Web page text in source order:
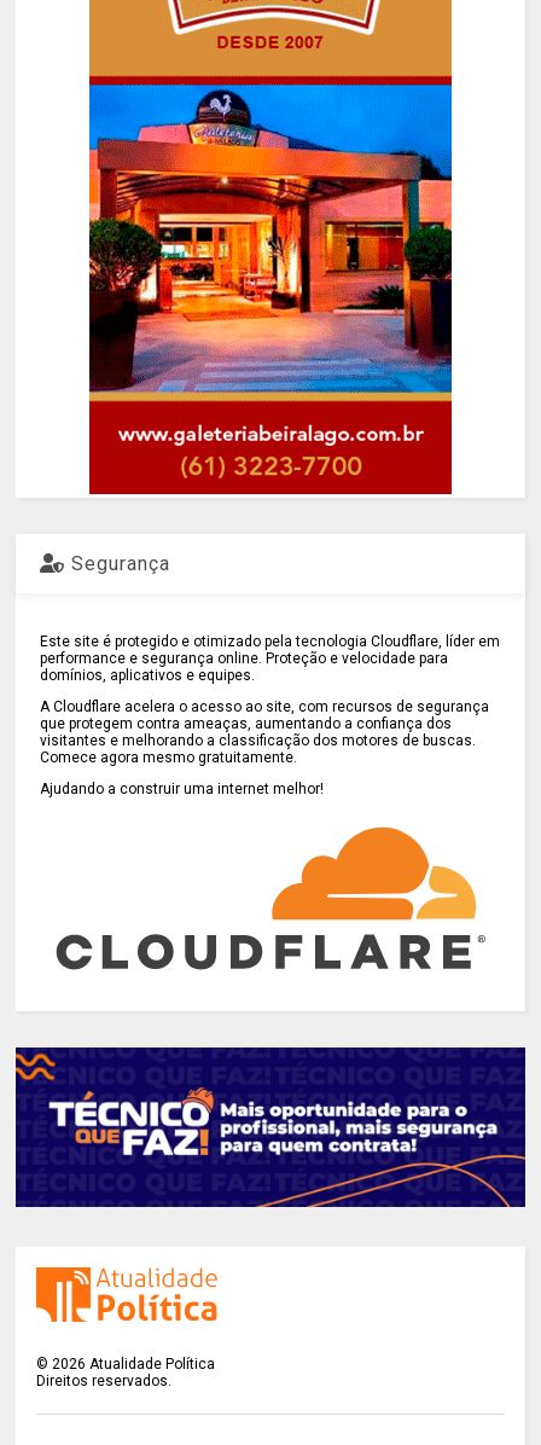
Segurança
Este site é protegido e otimizado pela tecnologia Cloudflare, líder em
performance e segurança online. Proteção e velocidade para
domínios, aplicativos e equipes.
A Cloudflare acelera o acesso ao site, com recursos de segurança
que protegem contra ameaças, aumentando a confiança dos
visitantes e melhorando a classificação dos motores de buscas.
Comece agora mesmo gratuitamente.
Ajudando a construir uma internet melhor!
©2026 Atualidade Política
Direitos reservados.